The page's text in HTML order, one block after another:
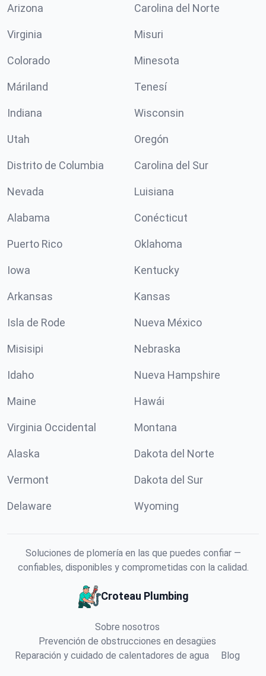
Arizona Carolina del Norte
Virginia Misuri
Colorado Minesota
Máriland Tenesí
Indiana Wisconsin
Utah Oregón
Distrito de Columbia Carolina del Sur
Nevada Luisiana
Alabama Conécticut
Puerto Rico Oklahoma
Iowa Kentucky
Arkansas Kansas
Isla de Rode Nueva México
Misisipi Nebraska
Idaho Nueva Hampshire
Maine Hawái
Virginia Occidental Montana
Alaska Dakota del Norte
Vermont Dakota del Sur
Delaware Wyoming
Soluciones de plomería en las que puedes confiar —
confiables, disponibles y comprometidas con la calidad.
Croteau Plumbing
Sobre nosotros
Prevención de obstrucciones en desagües
Reparación y cuidado de calentadores de agua
Blog